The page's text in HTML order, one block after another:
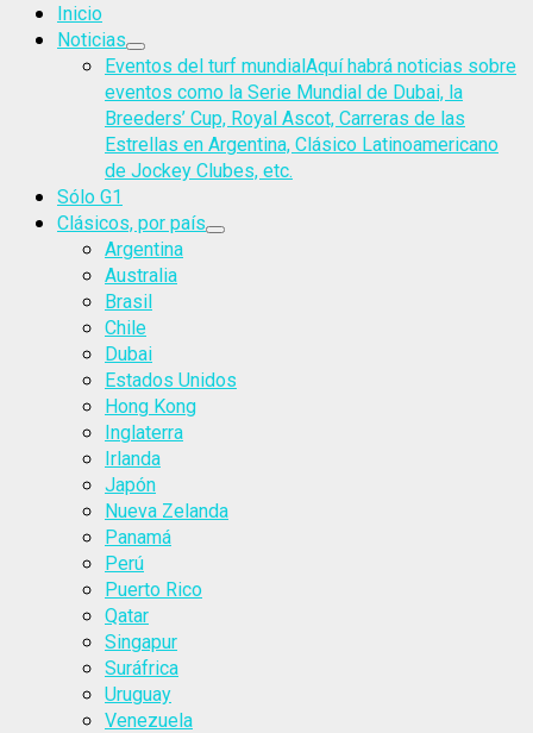
Inicio
Noticias
Eventos del turf mundialAquí habrá noticias sobre
eventos como la Serie Mundial de Dubai, la
Breeders’ Cup, Royal Ascot, Carreras de las
Estrellas en Argentina, Clásico Latinoamericano
de Jockey Clubes, etc.
Sólo G1
Clásicos, por país
Argentina
Australia
Brasil
Chile
Dubai
Estados Unidos
Hong Kong
Inglaterra
Irlanda
Japón
Nueva Zelanda
Panamá
Perú
Puerto Rico
Qatar
Singapur
Suráfrica
Uruguay
Venezuela